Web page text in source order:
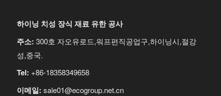
하이닝 치성 장식 재료 유한 공사
주소: 300호 자오유로드,워프편직공업구,하이닝시,절강
성,중국.
Tel: +86-18358349658
이메일: sale01@ecogroup.net.cn